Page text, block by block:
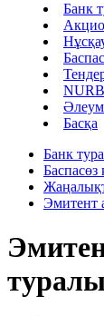
Банк
Басқа
Банк
Баспасөз
Эмитент